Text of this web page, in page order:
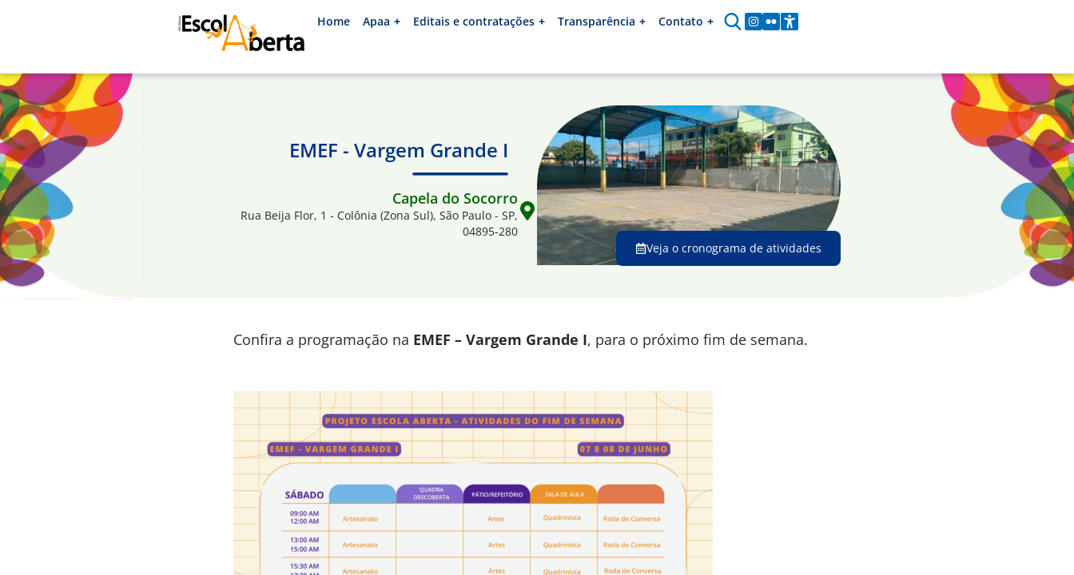
Home Apaa Editais e contratações Transparência Contato
EMEF - Vargem Grande I
Capela do Socorro
Rua Beija Flor, 1 - Colônia (Zona Sul), São Paulo - SP,
04895-280
Veja o cronograma de atividades
Confira a programação na EMEF – Vargem Grande I, para o próximo fim de semana.